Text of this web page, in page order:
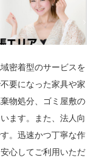
密着型のサービスを
要になった家具や家
物処分、ゴミ屋敷の
ます。また、法人向
。迅速かつ丁寧な作
心してご利用いただ